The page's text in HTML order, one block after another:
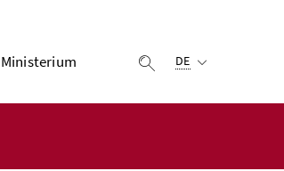
Ministerium Suche einblenden
DE